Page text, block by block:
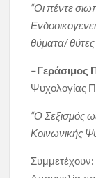
“Οι πέντε
θύματα/ θύτες
–Γεράσιμος
Ψυχολογίας
“Ο Σεξισμός
Κοινωνικής
Συμμετέχουν: